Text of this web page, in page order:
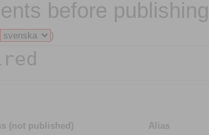
before
)
(not published) Alias